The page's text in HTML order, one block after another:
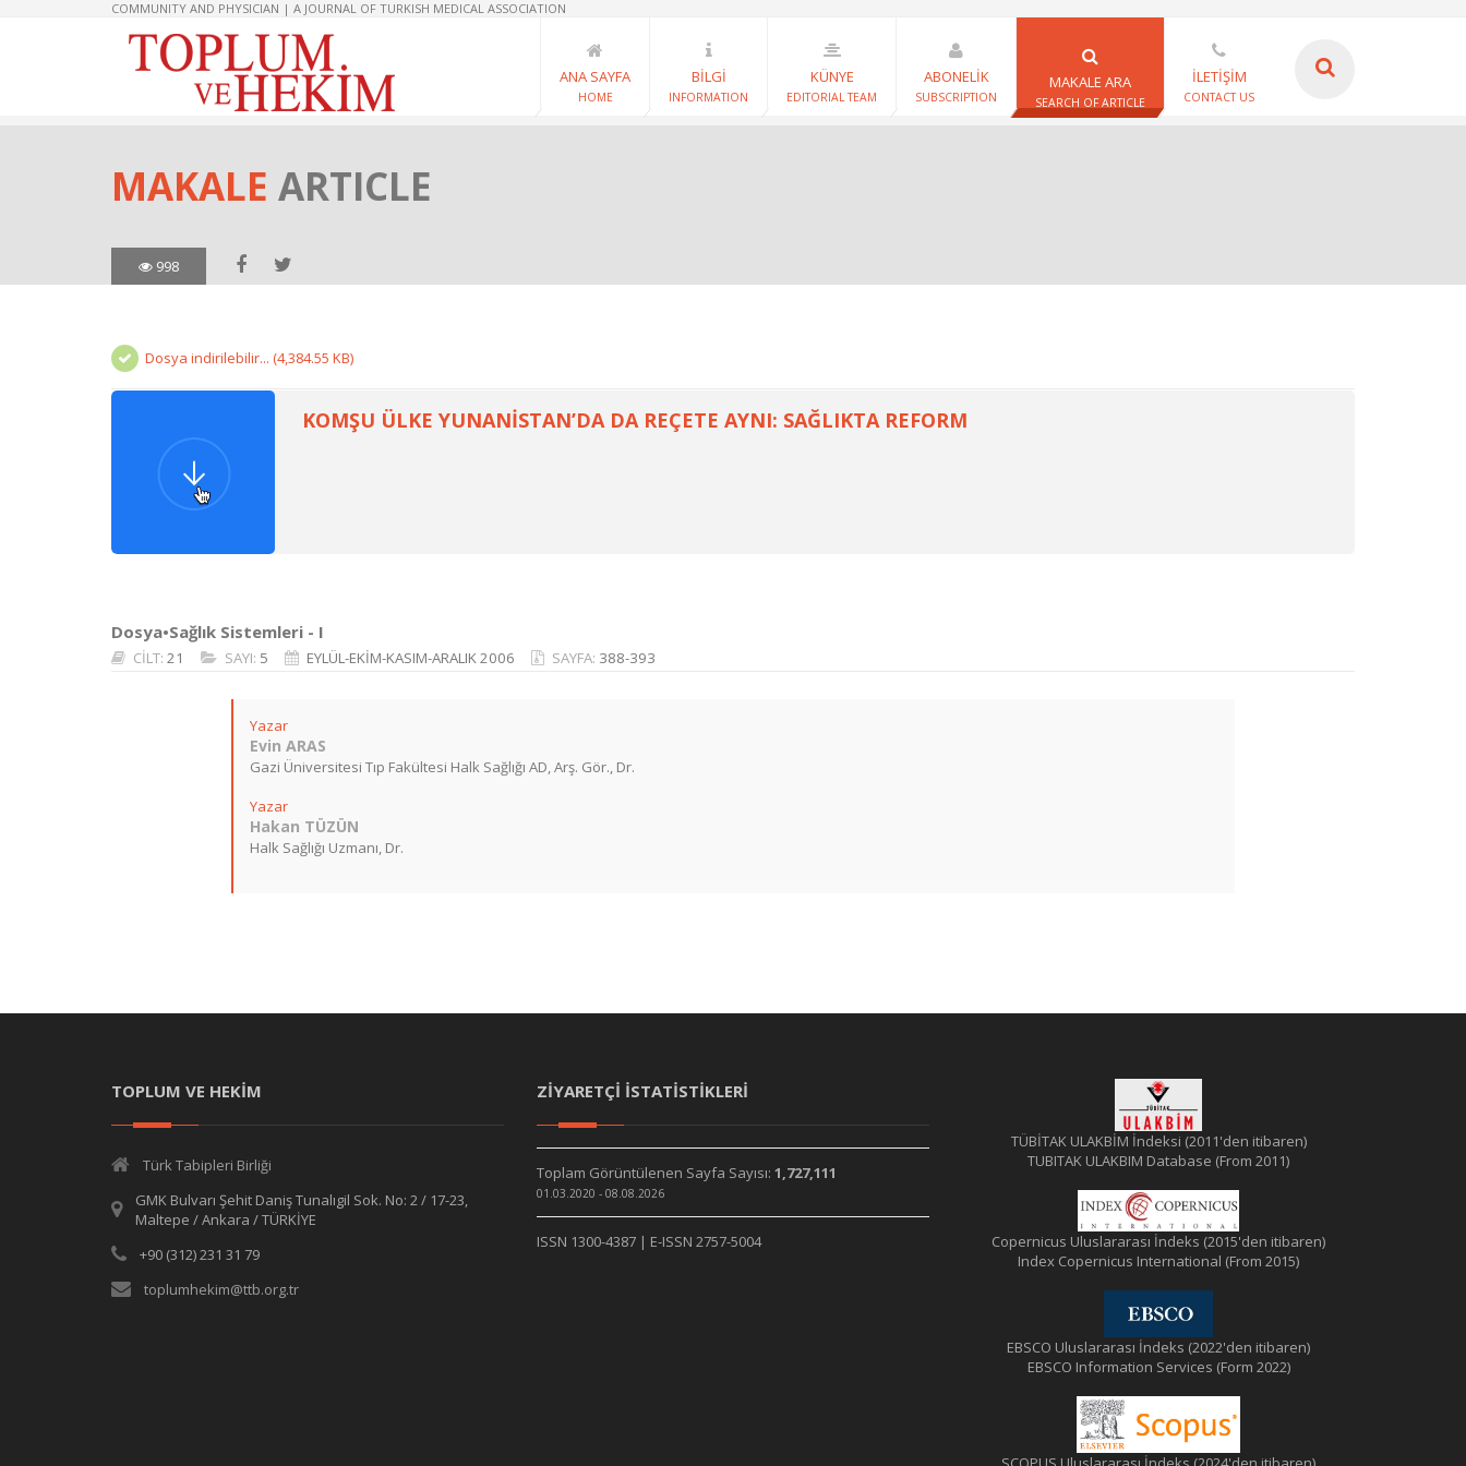
COMMUNITY AND PHYSICIAN | A JOURNAL OF TURKISH MEDICAL ASSOCIATION
ANA SAYFA
HOME
BİLGİ
INFORMATION
KÜNYE
EDITORIAL TEAM
ABONELİK
SUBSCRIPTION
MAKALE ARA
SEARCH OF ARTICLE
İLETİŞİM
CONTACT US
MAKALE ARTICLE
998
Dosya indirilebilir... (4,384.55 KB)
KOMŞU ÜLKE YUNANİSTAN’DA DA REÇETE AYNI: SAĞLIKTA REFORM
Dosya•Sağlık Sistemleri - I
CİLT: 21 SAYI: 5 EYLÜL-EKİM-KASIM-ARALIK 2006 SAYFA: 388-393
Yazar
Evin ARAS
Gazi Üniversitesi Tıp Fakültesi Halk Sağlığı AD, Arş. Gör., Dr.
Yazar
Hakan TÜZÜN
Halk Sağlığı Uzmanı, Dr.
TOPLUM VE HEKİM
Türk Tabipleri Birliği
GMK Bulvarı Şehit Daniş Tunalıgil Sok. No: 2 / 17-23,
Maltepe / Ankara / TÜRKİYE
+90 (312) 231 31 79
toplumhekim@ttb.org.tr
ZİYARETÇİ İSTATİSTİKLERİ
Toplam Görüntülenen Sayfa Sayısı: 1,727,111
01.03.2020 - 08.08.2026
ISSN 1300-4387 | E-ISSN 2757-5004
TÜBİTAK ULAKBİM İndeksi (2011'den itibaren)
TUBITAK ULAKBIM Database (From 2011)
Copernicus Uluslararası İndeks (2015'den itibaren)
Index Copernicus International (From 2015)
EBSCO Uluslararası İndeks (2022'den itibaren)
EBSCO Information Services (Form 2022)